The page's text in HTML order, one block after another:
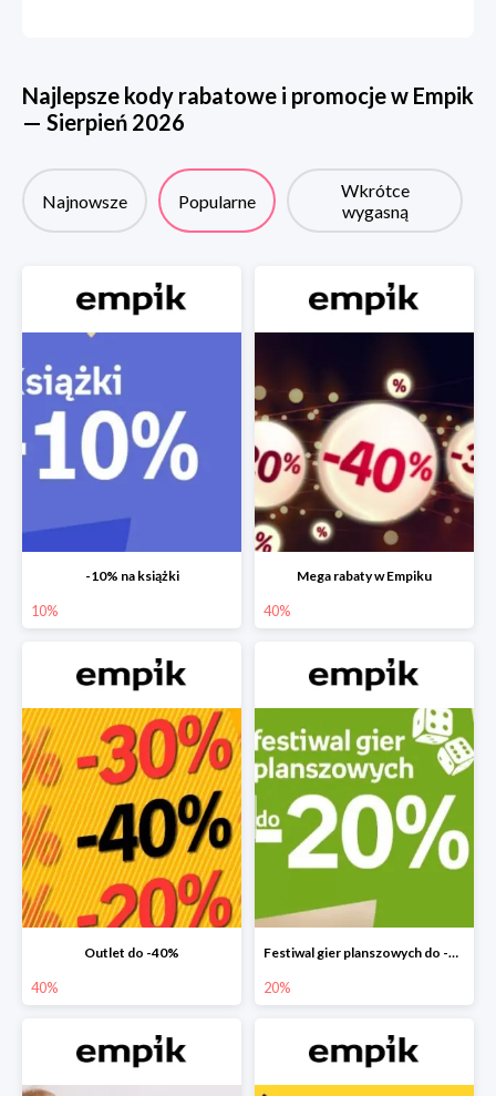
Najlepsze kody rabatowe i promocje w Empik
— Sierpień 2026
Najnowsze Popularne
Wkrótce
wygasną
-10% na książki
10%
Mega rabaty w Empiku
40%
Outlet do -40%
40%
Festiwal gier planszowych do -20%
20%